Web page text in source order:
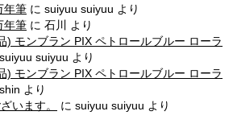
年筆 に suiyuu suiyuu より
年筆 に 石川
より
) モンブラン PIX ペトロールブルー ローラ
suiyuu suiyuu より
) モンブラン PIX ペトロールブルー ローラ
shin より
います。
に suiyuu suiyuu より